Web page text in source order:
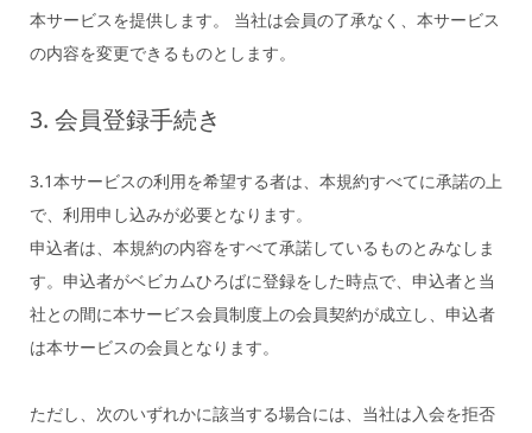
本サービスを提供します。 当社は会員の了承なく、本サービス
の内容を変更できるものとします。
3. 会員登録手続き
3.1本サービスの利用を希望する者は、本規約すべてに承諾の上
で、利用申し込みが必要となります。
申込者は、本規約の内容をすべて承諾しているものとみなしま
す。申込者がベビカムひろばに登録をした時点で、申込者と当
社との間に本サービス会員制度上の会員契約が成立し、申込者
は本サービスの会員となります。
ただし、次のいずれかに該当する場合には、当社は入会を拒否